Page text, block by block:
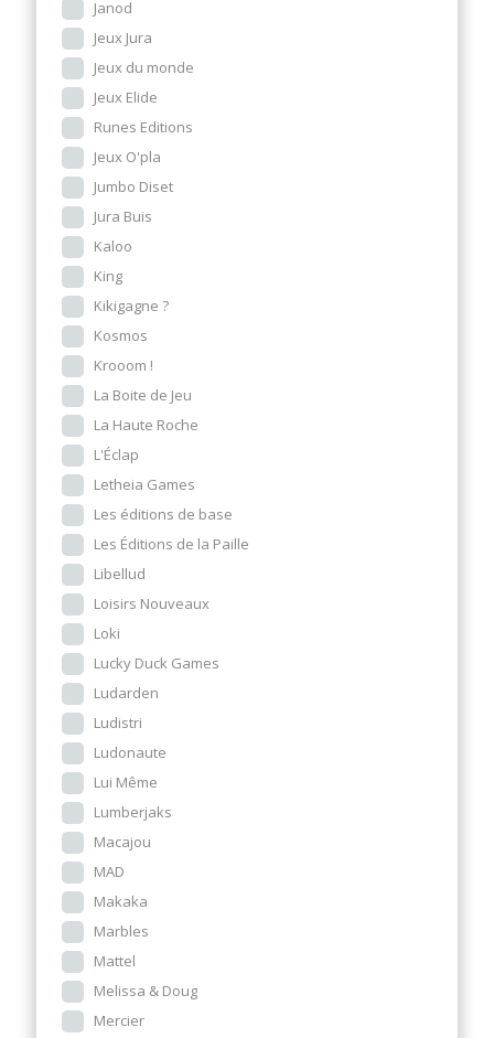
Janod
Jeux Jura
Jeux du monde
Jeux Elide
Runes Editions
Jeux O'pla
Jumbo Diset
Jura Buis
Kaloo
King
Kikigagne ?
Kosmos
Krooom !
La Boite de Jeu
La Haute Roche
L'Éclap
Letheia Games
Les éditions de base
Les Éditions de la Paille
Libellud
Loisirs Nouveaux
Loki
Lucky Duck Games
Ludarden
Ludistri
Ludonaute
Lui Même
Lumberjaks
Macajou
MAD
Makaka
Marbles
Mattel
Melissa & Doug
Mercier